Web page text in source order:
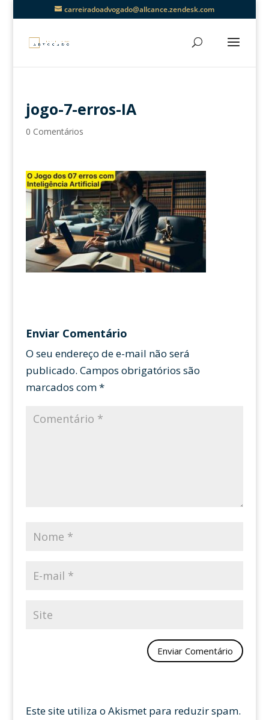
carreiradoadvogado@allcance.zendesk.com
jogo-7-erros-IA
0 Comentários
Enviar Comentário
O seu endereço de e-mail não será
publicado. Campos obrigatórios são
marcados com*
Este site utiliza o Akismet para reduzir spam.